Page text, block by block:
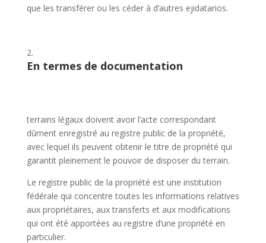
que les transférer ou les céder à d’autres ejidatarios.
En termes de documentation
terrains légaux doivent avoir l’acte correspondant
dûment enregistré au registre public de la propriété,
avec lequel ils peuvent obtenir le titre de propriété qui
garantit pleinement le pouvoir de disposer du terrain.
Le registre public de la propriété est une institution
fédérale qui concentre toutes les informations relatives
aux propriétaires, aux transferts et aux modifications
qui ont été apportées au registre d’une propriété en
particulier.